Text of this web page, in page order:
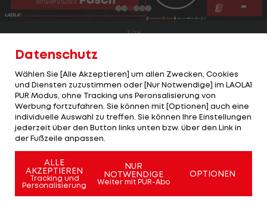
3/16
Stefan Posch
Was für ein aufopferungsvoller Kampf des
Rechtsverteidigers, der schließlich unbelohnt
blieb. Vor dem 0:1 war er einer der Unglücksraben,
danach einer der Antreiber im starken zweiten
Durchgang der Österreicher. Sein
durchgesteckter Pass auf Arnautovic hätte
bereits in einem Assist münden müssen, seine
Kopfball-Weitergabe auf Gregoritsch vor dem 1:2
Datenschutz
Wählen Sie [Alle Akzeptieren] um allen Zwecken, Cookies
und Diensten zuzustimmen oder [Nur Notwendige] im LAOLA1
PUR Modus, ohne Tracking uns Peronsalisierung von
Werbung fortzufahren. Sie können mit [Optionen] auch eine
individuelle Auswahl zu treffen. Sie können Ihre Einstellungen
jederzeit über den Button links unten bzw. über den Link in
der Fußzeile anpassen.
ALLE
AKZEPTIEREN
Tracking und
Personalisierung
NUR
NOTWENDIGE
Weiter mit PUR-Abo
OPTIONEN